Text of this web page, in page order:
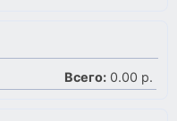
Всего: 0.00 р.